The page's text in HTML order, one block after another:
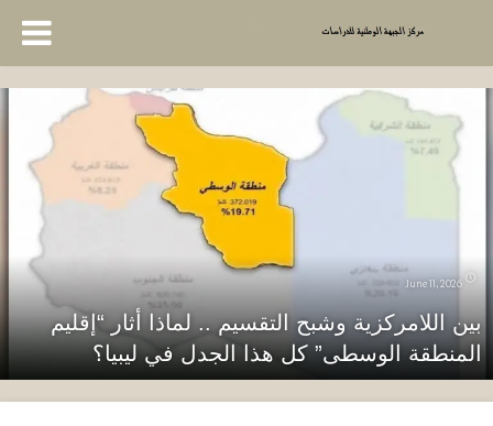
June 11, 2026
بين اللامركزية وشبح التقسيم .. لماذا أثار “إقليم
المنطقة الوسطى” كل هذا الجدل في ليبيا؟